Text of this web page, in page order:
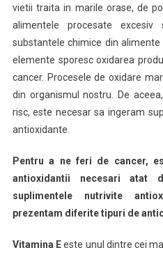
vietii traita in marile orase, de
alimentele procesate
substantele chimice din
elemente sporesc oxidarea
cancer. Procesele de oxidare
din organismul nostru. De
risc, este necesar sa ingeram
antioxidante.
Pentru a ne feri de cancer,
antioxidantii necesari atat
suplimentele nutrivite
prezentam diferite tipuri de
Vitamina Eeste unul dintre cei